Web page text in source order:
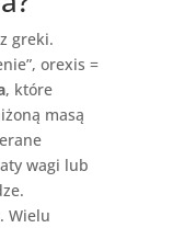
greki.
orexis =
, które
masą
wagi lub
Wielu